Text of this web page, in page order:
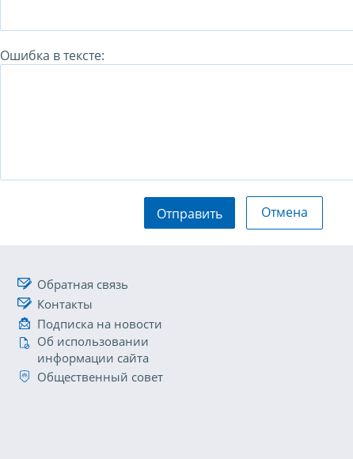
Ошибка в тексте:
Отправить Отмена
Обратная связь
Контакты
Подписка на новости
Об использовании
информации сайта
Общественный совет